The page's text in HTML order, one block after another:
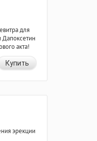
для
Дапоксетин
акта!
Купить
эрекции